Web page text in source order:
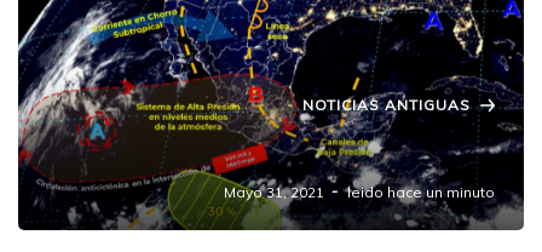
NOTICIAS ANTIGUAS
Pronóstico del clima para este Lunes
Mayo 31, 2021 leido hace un minuto